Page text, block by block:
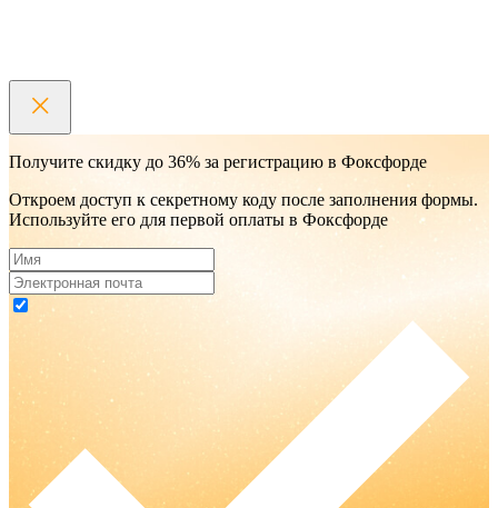
Получите скидку до 36% за регистрацию в Фоксфорде
Откроем доступ к секретному коду после заполнения формы.
Используйте его для первой оплаты в Фоксфорде